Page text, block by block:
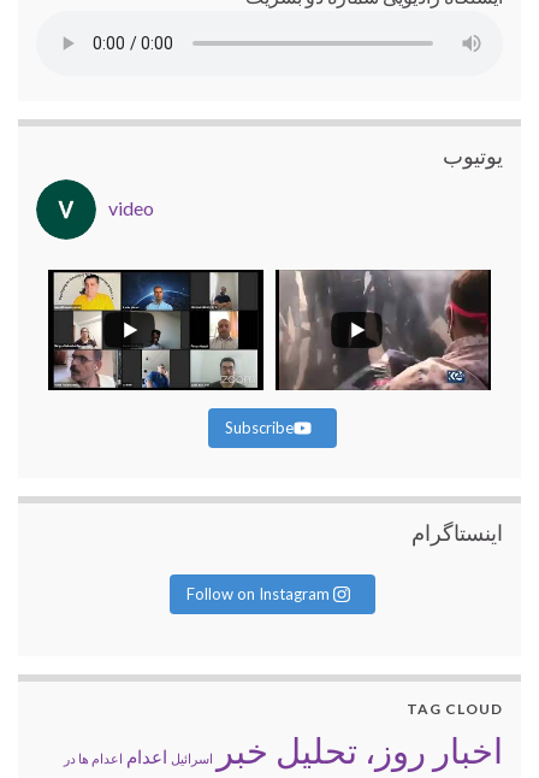
یوتیوب
video
Subscribe
اینستاگرام
Follow on Instagram
TAG CLOUD
اخبار روز، تحلیل خبر اسرائیل اعدام اعدام ها در